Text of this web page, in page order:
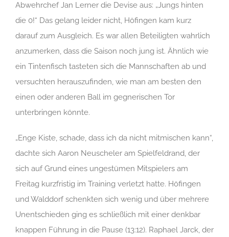
Abwehrchef Jan Lerner die Devise aus: „Jungs hinten
die 0!“ Das gelang leider nicht, Höfingen kam kurz
darauf zum Ausgleich. Es war allen Beteiligten wahrlich
anzumerken, dass die Saison noch jung ist. Ähnlich wie
ein Tintenfisch tasteten sich die Mannschaften ab und
versuchten herauszufinden, wie man am besten den
einen oder anderen Ball im gegnerischen Tor
unterbringen könnte.
„Enge Kiste, schade, dass ich da nicht mitmischen kann“,
dachte sich Aaron Neuscheler am Spielfeldrand, der
sich auf Grund eines ungestümen Mitspielers am
Freitag kurzfristig im Training verletzt hatte. Höfingen
und Walddorf schenkten sich wenig und über mehrere
Unentschieden ging es schließlich mit einer denkbar
knappen Führung in die Pause (13:12). Raphael Jarck, der